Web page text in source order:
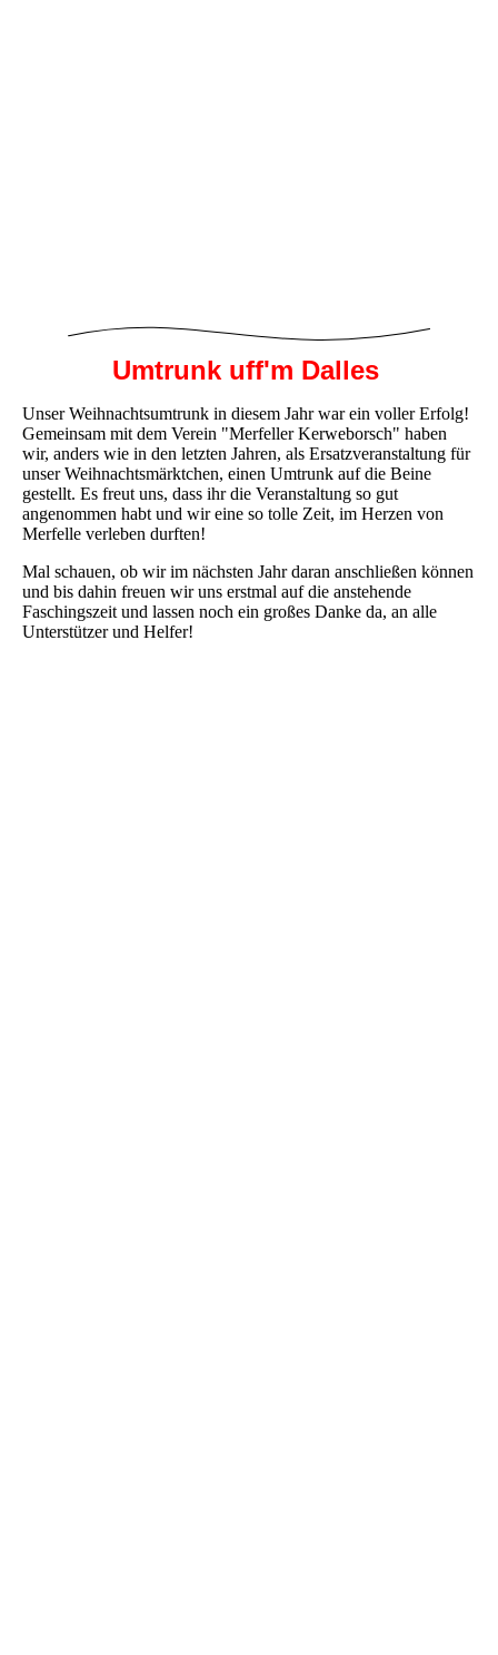
Umtrunk uff'm Dalles
Unser Weihnachtsumtrunk in diesem Jahr war ein voller Erfolg!
Gemeinsam mit dem Verein "Merfeller Kerweborsch" haben
wir, anders wie in den letzten Jahren, als Ersatzveranstaltung für
unser Weihnachtsmärktchen, einen Umtrunk auf die Beine
gestellt. Es freut uns, dass ihr die Veranstaltung so gut
angenommen habt und wir eine so tolle Zeit, im Herzen von
Merfelle verleben durften!
Mal schauen, ob wir im nächsten Jahr daran anschließen können
und bis dahin freuen wir uns erstmal auf die anstehende
Faschingszeit und lassen noch ein großes Danke da, an alle
Unterstützer und Helfer!